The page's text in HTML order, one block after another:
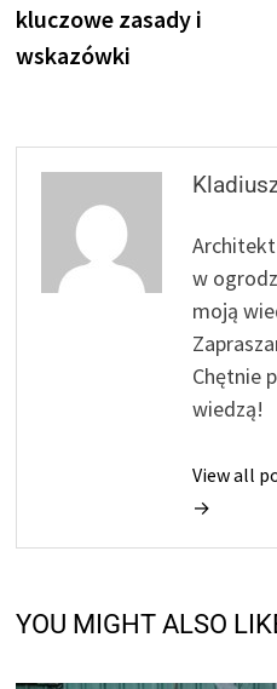
kluczowe zasady i
wskazówki
w
moją
Chętnie
wiedzą!
View all
→
YOU MIGHT ALSO